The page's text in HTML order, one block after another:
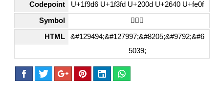
Codepoint U+1f9d6 U+1f3fd U+200d U+2640 U+fe0f
Symbol 🧖🏽‍♀️
HTML
&#129494;&#127997;&#8205;&#9792;&#6
5039;